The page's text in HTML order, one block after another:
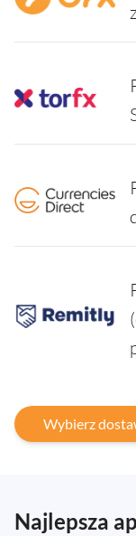
Wybierz
Najlepsza